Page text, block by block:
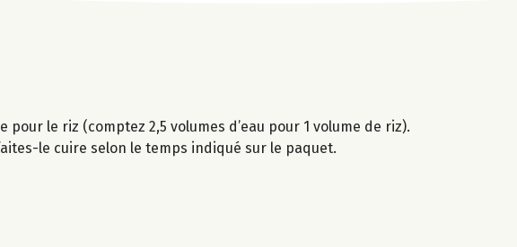
pour le riz (comptez 2,5 volumes d’eau pour 1 volume de riz).
le cuire selon le temps indiqué sur le paquet.